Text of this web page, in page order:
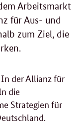
Arbeitsmarkt
für Aus- und
zum Ziel, die
der Allianz für
die
Strategien für